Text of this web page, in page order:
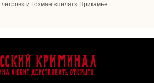
и Гозман «пилят» Прикамье
Криминал
любит действовать открыто